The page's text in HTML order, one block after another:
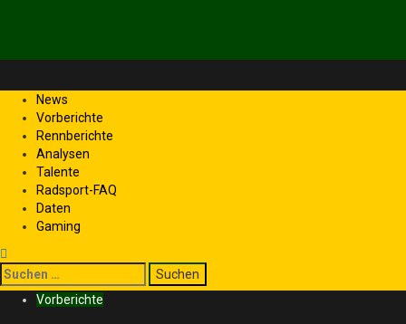
News
Vorberichte
Rennberichte
Analysen
Talente
Radsport-FAQ
Daten
Gaming
Vorberichte